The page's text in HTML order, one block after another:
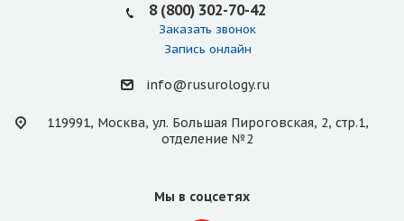
8 (800) 302-70-42
Заказать звонок
Запись онлайн
info@rusurology.ru
119991, Москва, ул. Большая Пироговская, 2, стр.1,
отделение №2
Мы в соцсетях